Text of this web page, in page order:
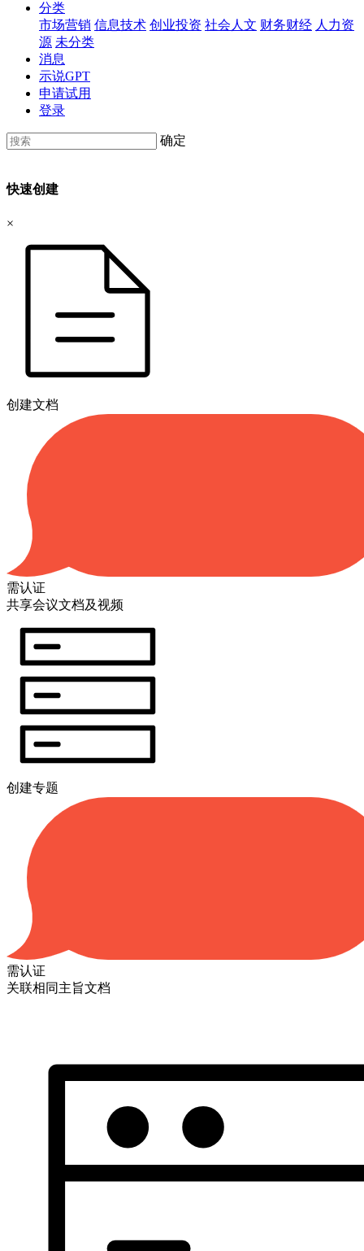
分类
市场营销 信息技术 创业投资 社会人文 财务财经 人力资
源 未分类
消息
示说GPT
申请试用
登录
确定
快速创建
×
创建文档
需认证
共享会议文档及视频
创建专题
需认证
关联相同主旨文档